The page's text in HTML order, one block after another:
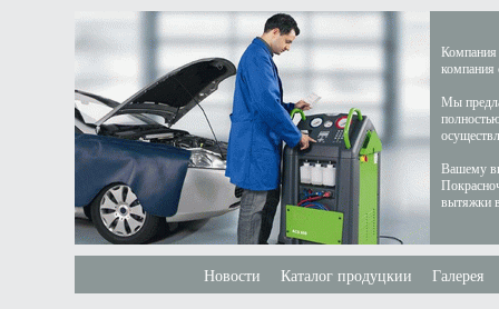
Компания
компания
Мы
Вашему
вытяжки
Новости Каталог продуцкии Галерея